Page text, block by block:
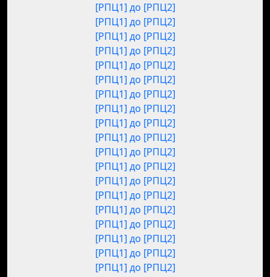
[РПЦ1] до [РПЦ2]
[РПЦ1] до [РПЦ2]
[РПЦ1] до [РПЦ2]
[РПЦ1] до [РПЦ2]
[РПЦ1] до [РПЦ2]
[РПЦ1] до [РПЦ2]
[РПЦ1] до [РПЦ2]
[РПЦ1] до [РПЦ2]
[РПЦ1] до [РПЦ2]
[РПЦ1] до [РПЦ2]
[РПЦ1] до [РПЦ2]
[РПЦ1] до [РПЦ2]
[РПЦ1] до [РПЦ2]
[РПЦ1] до [РПЦ2]
[РПЦ1] до [РПЦ2]
[РПЦ1] до [РПЦ2]
[РПЦ1] до [РПЦ2]
[РПЦ1] до [РПЦ2]
[РПЦ1] до [РПЦ2]